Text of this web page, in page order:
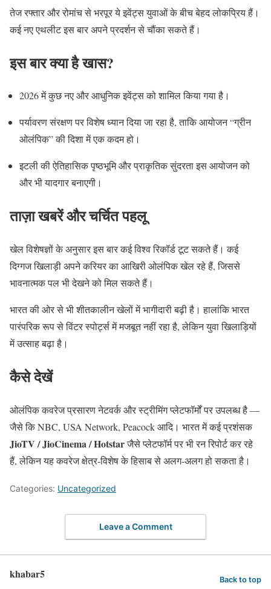
तेज रफ्तार और रोमांच से भरपूर ये इवेंट्स युवाओं के बीच बेहद लोकप्रिय हैं।
कई नए एथलीट इस बार अपने प्रदर्शन से चौंका सकते हैं।
इस बार क्या है खास?
2026 में कुछ नए और आधुनिक इवेंट्स को शामिल किया गया है।
पर्यावरण संरक्षण पर विशेष ध्यान दिया जा रहा है, ताकि आयोजन “ग्रीन
ओलंपिक” की दिशा में एक कदम हो।
इटली की ऐतिहासिक पृष्ठभूमि और प्राकृतिक सुंदरता इस आयोजन को
और भी यादगार बनाएगी।
ताज़ा खबरें और चर्चित पहलू
खेल विशेषज्ञों के अनुसार इस बार कई विश्व रिकॉर्ड टूट सकते हैं। कई
दिग्गज खिलाड़ी अपने करियर का आखिरी ओलंपिक खेल रहे हैं, जिससे
भावनात्मक पल भी देखने को मिल सकते हैं।
भारत की ओर से भी शीतकालीन खेलों में भागीदारी बढ़ी है। हालांकि भारत
पारंपरिक रूप से विंटर स्पोर्ट्स में मजबूत नहीं रहा है, लेकिन युवा खिलाड़ियों
में उत्साह बढ़ा है।
कैसे देखें
ओलंपिक कवरेज प्रसारण नेटवर्क और स्ट्रीमिंग प्लेटफॉर्मों पर उपलब्ध है —
जैसे कि NBC, USA Network, Peacock आदि। भारत में कई प्रशंसक
JioTV / JioCinema / Hotstarजैसे प्लेटफॉर्म पर भी रन रिपोर्ट कर रहे
हैं, लेकिन यह कवरेज क्षेत्र-विशेष के हिसाब से अलग-अलग हो सकता है।
Categories: Uncategorized
Leave a Comment
khabar5 Back to top